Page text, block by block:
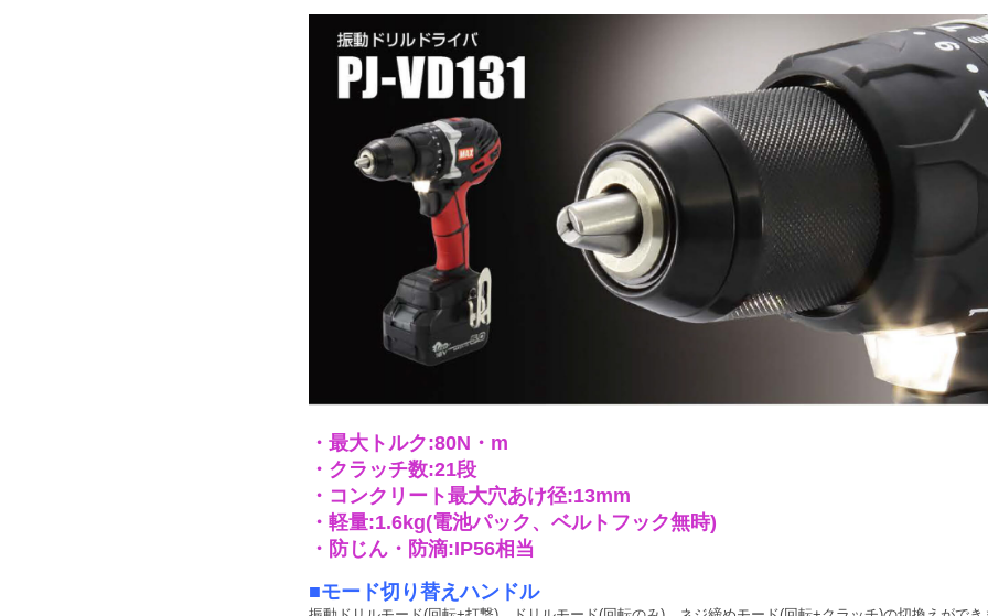
・最大トルク:80N・m
・クラッチ数:21段
・コンクリート最大穴あけ径:13mm
・軽量:1.6kg(電池パック、ベルトフック無時)
・防じん・防滴:IP56相当
■モード切り替えハンドル